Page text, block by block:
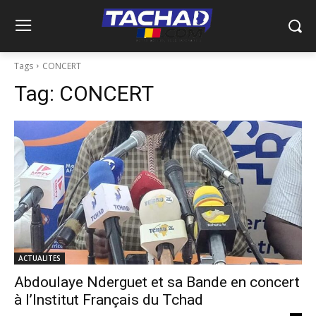
Tags CONCERT
Tag: CONCERT
ACTUALITES
Abdoulaye Nderguet et sa Bande en concert
à l’Institut Français du Tchad